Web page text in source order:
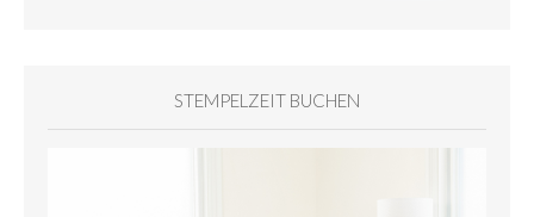
STEMPELZEIT BUCHEN